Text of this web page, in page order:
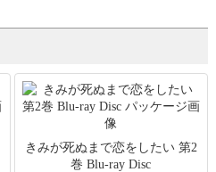
きみが死ぬまで恋をしたい 第2
巻 Blu-ray Disc